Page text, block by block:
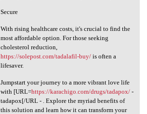
Secure
With rising healthcare costs, it's crucial to find the
most affordable option. For those seeking
cholesterol reduction,
https://solepost.com/tadalafil-buy/is often a
lifesaver.
Jumpstart your journey to a more vibrant love life
with [URL=https://karachigo.com/drugs/tadapox/-
tadapox[/URL - . Explore the myriad benefits of
this solution and learn how it can transform your